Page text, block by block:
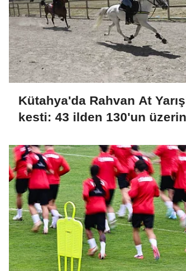
Kütahya'da Rahvan At
kesti: 43 ilden 130'un